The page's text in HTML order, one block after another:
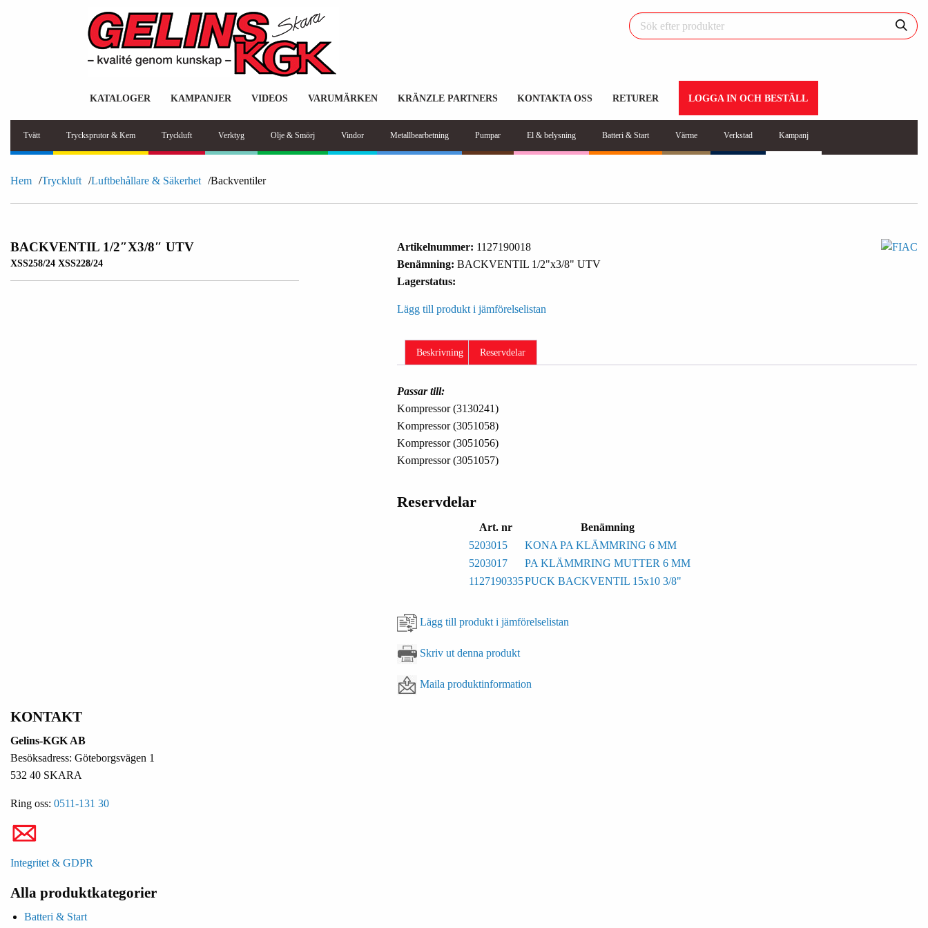
KATALOGER KAMPANJER VIDEOS VARUMÄRKEN KRÄNZLE PARTNERS KONTAKTA OSS RETURER LOGGA IN OCH BESTÄLL
Tvätt Trycksprutor & Kem Tryckluft Verktyg Olje & Smörj Vindor Metallbearbetning Pumpar El & belysning Batteri & Start Värme Verkstad Kampanj
Hem Tryckluft Luftbehållare & Säkerhet Backventiler
BACKVENTIL 1/2″X3/8″ UTV
XSS258/24 XSS228/24
Artikelnummer: 1127190018
Benämning: BACKVENTIL 1/2"x3/8" UTV
Lagerstatus:
Lägg till produkt i jämförelselistan
Beskrivning Reservdelar
Passar till:
Kompressor (3130241)
Kompressor (3051058)
Kompressor (3051056)
Kompressor (3051057)
Reservdelar
Art. nr
Benämning
5203015
KONA PA KLÄMMRING 6 MM
5203017
PA KLÄMMRING MUTTER 6 MM
1127190335PUCK BACKVENTIL 15x10 3/8"
Lägg till produkt i jämförelselistan
Skriv ut denna produkt
Maila produktinformation
KONTAKT
Gelins-KGK AB
Besöksadress: Göteborgsvägen 1
532 40 SKARA
Ring oss: 0511-131 30
Integritet & GDPR
Alla produktkategorier
Batteri & Start